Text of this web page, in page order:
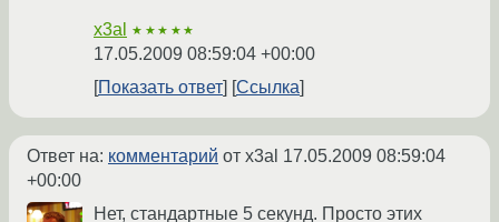
x3al ★★★★★
17.05.2009 08:59:04 +00:00
Показать ответ
Ссылка
Ответ на: комментарий от x3al 17.05.2009 08:59:04
+00:00
Нет, стандартные 5 секунд. Просто этих